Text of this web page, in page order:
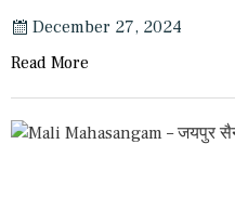
December 27, 2024
Read More